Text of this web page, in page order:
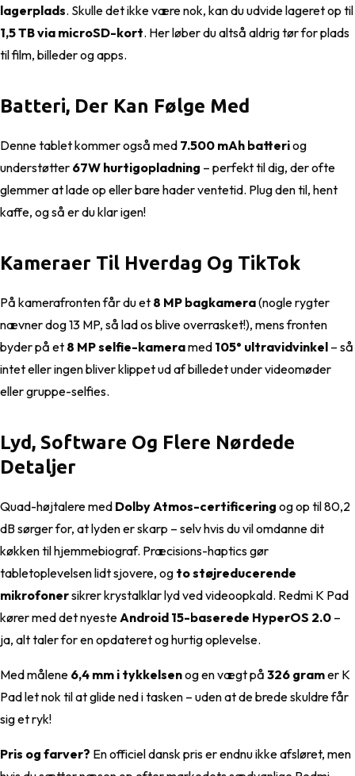
lagerplads. Skulle det ikke være nok, kan du udvide lageret op til
1,5 TB via microSD-kort. Her løber du altså aldrig tør for plads
til film, billeder og apps.
Batteri, Der Kan Følge Med
Denne tablet kommer også med 7.500 mAh batteriog
understøtter 67W hurtigopladning – perfekt til dig, der ofte
glemmer at lade op eller bare hader ventetid. Plug den til, hent
kaffe, og så er du klar igen!
Kameraer Til Hverdag Og TikTok
På kamerafronten får du et 8 MP bagkamera(nogle rygter
nævner dog 13 MP, så lad os blive overrasket!), mens fronten
byder på et 8 MP selfie-kameramed 105° ultravidvinkel – så
intet eller ingen bliver klippet ud af billedet under videomøder
eller gruppe-selfies.
Lyd, Software Og Flere Nørdede
Detaljer
Quad-højtalere med Dolby Atmos-certificering og op til 80,2
dB sørger for, at lyden er skarp – selv hvis du vil omdanne dit
køkken til hjemmebiograf. Præcisions-haptics gør
tabletoplevelsen lidt sjovere, og to støjreducerende
mikrofonersikrer krystalklar lyd ved videoopkald. Redmi K Pad
kører med det nyesteAndroid 15-baserede HyperOS 2.0 –
ja, alt taler for en opdateret og hurtig oplevelse.
Med målene 6,4 mm i tykkelsenog en vægt på 326 gramer K
Pad let nok til at glide ned i tasken – uden at de brede skuldre får
sig et ryk!
Pris og farver? En officiel dansk pris er endnu ikke afsløret, men